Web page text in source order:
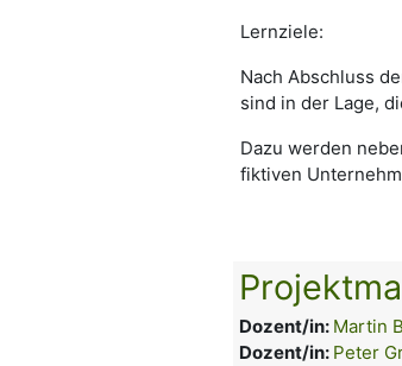
Lernziele:
Nach Abschluss
sind in der Lage,
Dazu werden
fiktiven
Dozent/in: Martin
Dozent/in: Peter